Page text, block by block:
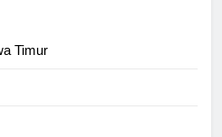
Timur